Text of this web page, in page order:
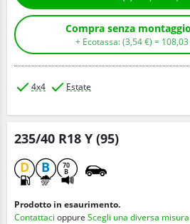
+ Ecotassa: (3,54€ ) = 108,03
4x4 Estate
235/40 R18 Y (95)
D
B 70
B
Prodotto in esaurimento.
Contattaci oppure Scegli una diversa misura